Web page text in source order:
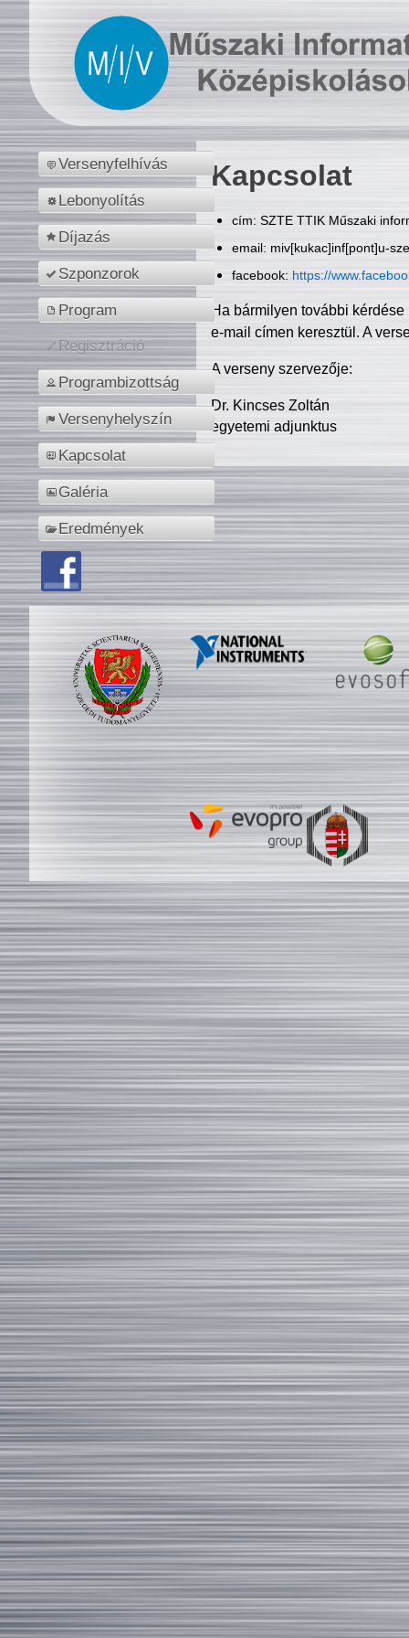
Versenyfelhívás
Lebonyolítás
Díjazás
Szponzorok
Program
Regisztráció
Programbizottság
Versenyhelyszín
Kapcsolat
Galéria
Eredmények
Kapcsolat
cím: SZTE TTIK Műszaki
email: miv[kukac]inf[pont]u-
facebook: https://
Ha bármilyen további
e-mail címen keresztül. A
A verseny szervezője:
Dr. Kincses Zoltán
egyetemi adjunktus